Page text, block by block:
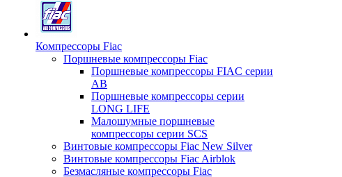
Компрессоры Fiac
Поршневые компрессоры Fiac
Поршневые компрессоры FIAC серии
AB
Поршневые компрессоры серии
LONG LIFE
Малошумные поршневые
компрессоры серии SCS
Винтовые компрессоры Fiac New Silver
Винтовые компрессоры Fiac Airblok
Безмасляные компрессоры Fiac